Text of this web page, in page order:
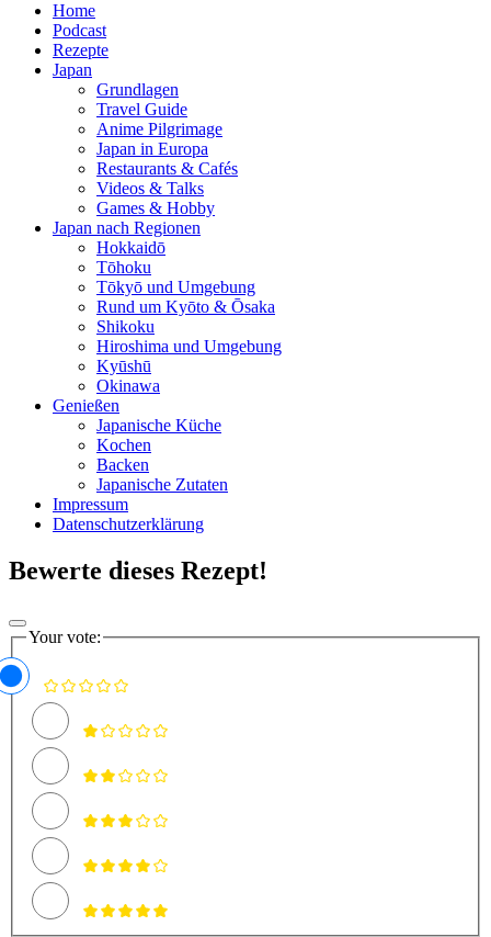
Home
Podcast
Rezepte
Japan
Grundlagen
Travel Guide
Anime Pilgrimage
Japan in Europa
Restaurants & Cafés
Videos & Talks
Games & Hobby
Japan nach Regionen
Hokkaidō
Tōhoku
Tōkyō und Umgebung
Rund um Kyōto & Ōsaka
Shikoku
Hiroshima und Umgebung
Kyūshū
Okinawa
Genießen
Japanische Küche
Kochen
Backen
Japanische Zutaten
Impressum
Datenschutzerklärung
Bewerte dieses Rezept!
Your vote: